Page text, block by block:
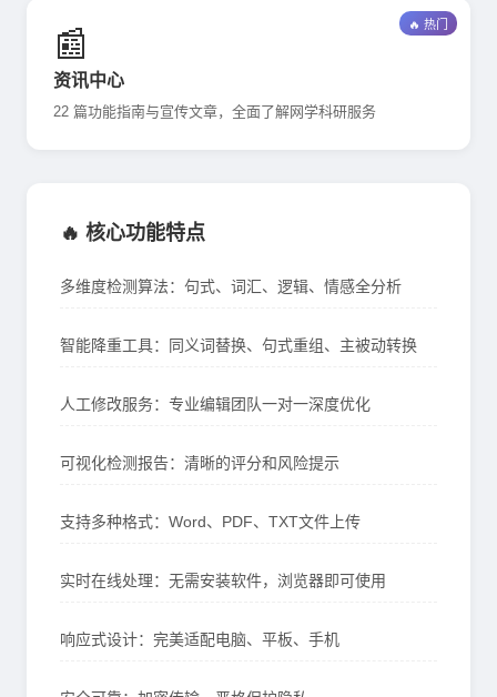
📰
资讯中心
22 篇功能指南与宣传文章，全面了解网学科研服务
🔥 热门
🔥 核心功能特点
多维度检测算法：句式、词汇、逻辑、情感全分析
智能降重工具：同义词替换、句式重组、主被动转换
人工修改服务：专业编辑团队一对一深度优化
可视化检测报告：清晰的评分和风险提示
支持多种格式：Word、PDF、TXT文件上传
实时在线处理：无需安装软件，浏览器即可使用
响应式设计：完美适配电脑、平板、手机